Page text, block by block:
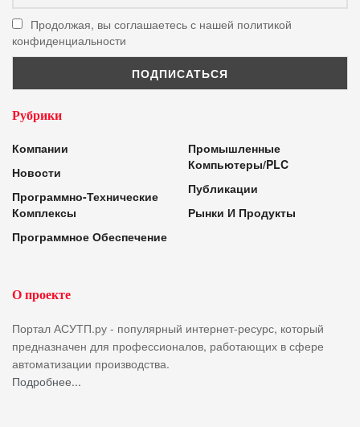
Продолжая, вы соглашаетесь с нашей политикой
конфиденциальности
Рубрики
Компании
Новости
Программно-Технические
Комплексы
Программное Обеспечение
Промышленные
Компьютеры/PLC
Публикации
Рынки И Продукты
О проекте
Портал АСУТП.ру - популярный интернет-ресурс, который
предназначен для профессионалов, работающих в сфере
автоматизации производства.
Подробнее...